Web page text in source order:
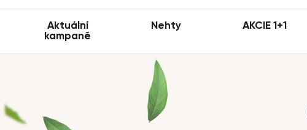
Aktuální
kampaně
Nehty AKCIE 1+1